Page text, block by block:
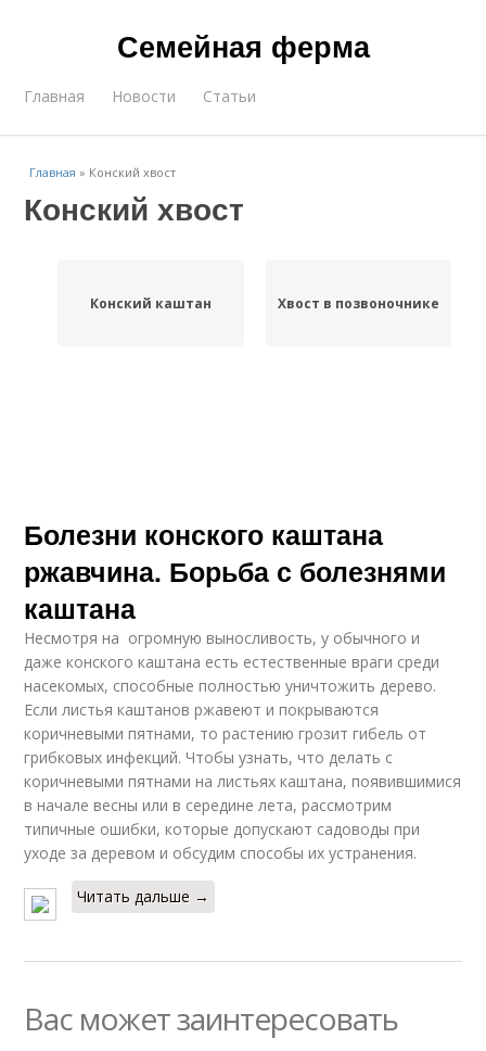
Семейная ферма
Главная Новости Статьи
Главная » Конский хвост
Конский хвост
Конский каштан Хвост в позвоночнике
Болезни конского каштана
ржавчина. Борьба с болезнями
каштана
Несмотря на огромную выносливость, у обычного и
даже конского каштана есть естественные враги среди
насекомых, способные полностью уничтожить дерево.
Если листья каштанов ржавеют и покрываются
коричневыми пятнами, то растению грозит гибель от
грибковых инфекций. Чтобы узнать, что делать с
коричневыми пятнами на листьях каштана, появившимися
в начале весны или в середине лета, рассмотрим
типичные ошибки, которые допускают садоводы при
уходе за деревом и обсудим способы их устранения.
Читать дальше →
Вас может заинтересовать